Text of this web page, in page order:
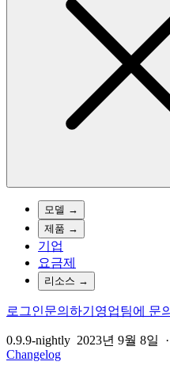
모델 →
제품 →
기업
요금제
리소스 →
로그인문의하기 영업팀에 문
0.9.9-nightly 2023년 9월 8일 ·
Changelog